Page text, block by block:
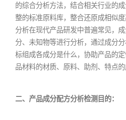
的综合分析方法，结合相关行业的
整的标准原料库，整合还原成相似
分析在现代产品研发中普遍常见，
分、未知物等进行分析，通过成分
标组成各成分是什么，协助产品的
品材料的材质、原料、助剂、特点的
二、产品成分配方分析检测目的：